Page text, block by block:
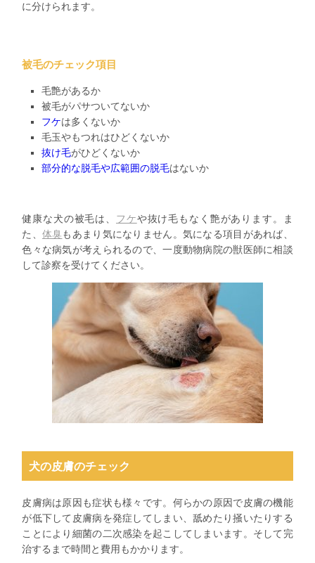
に分けられます。
被毛のチェック項目
毛艶があるか
被毛がパサついてないか
フケは多くないか
毛玉やもつれはひどくないか
抜け毛がひどくないか
部分的な脱毛や広範囲の脱毛はないか
健康な犬の被毛は、 フケや抜け毛もなく艶があります。ま
た、 体臭もあまり気になりません。気になる項目があれば、
色々な病気が考えられるので、一度動物病院の獣医師に相談
して診察を受けてください。
犬の皮膚のチェック
皮膚病は原因も症状も様々です。何らかの原因で皮膚の機能
が低下して皮膚病を発症してしまい、舐めたり掻いたりする
ことにより細菌の二次感染を起こしてしまいます。そして完
治するまで時間と費用もかかります。